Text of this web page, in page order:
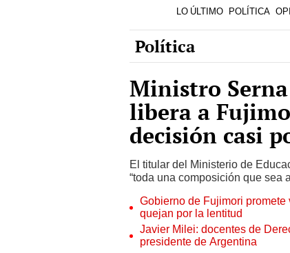
LO ÚLTIMO POLÍTICA
Política
Ministro
libera a
decisión casi
El titular del Ministerio de
“toda una composición que sea
Gobierno de Fujimori
quejan por la lentitud
Javier Milei: docentes de
presidente de Argentina